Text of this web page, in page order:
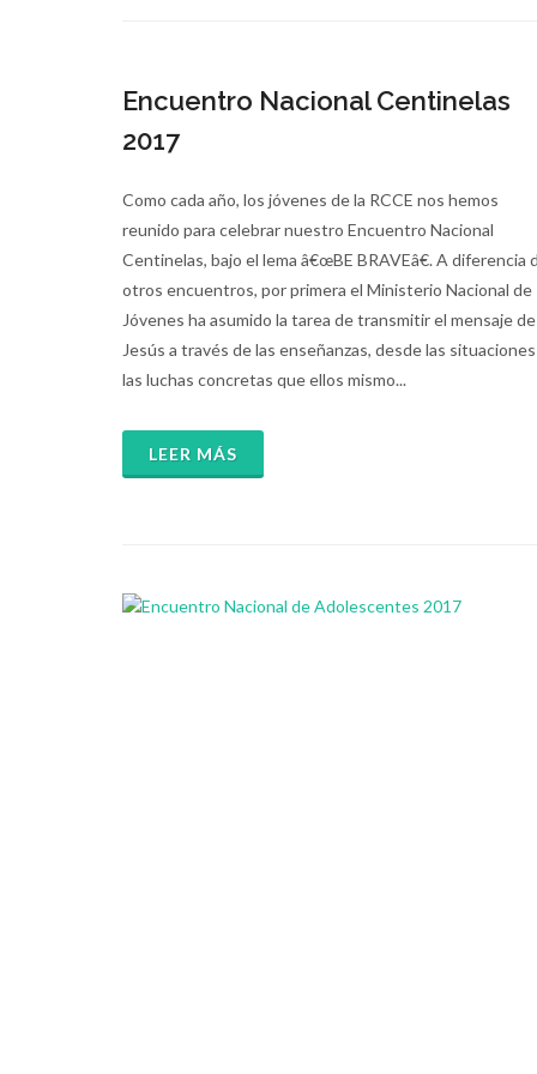
Encuentro Nacional Centinelas
2017
Como cada año, los jóvenes de la RCCE nos hemos
reunido para celebrar nuestro Encuentro Nacional
Centinelas, bajo el lema â€œBE BRAVEâ€. A diferencia
otros encuentros, por primera el Ministerio Nacional de
Jóvenes ha asumido la tarea de transmitir el mensaje de
Jesús a través de las enseñanzas, desde las
las luchas concretas que ellos mismo...
LEER MÁS